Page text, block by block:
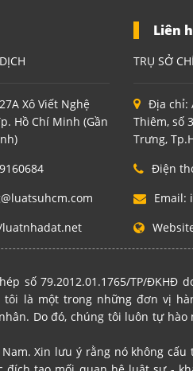
Xô Viết Nghệ
Hồ Chí Minh (Gần
Liên
TRỤ SỞ
Địa chỉ:
Thiêm, số
Trưng,
Điện
Email:
số 79.2012.01.1765/TP/ĐKHĐ
tôi là một trong những đơn vị
Do đó, chúng tôi luôn tự hào
Xin lưu ý rằng nó không cấu